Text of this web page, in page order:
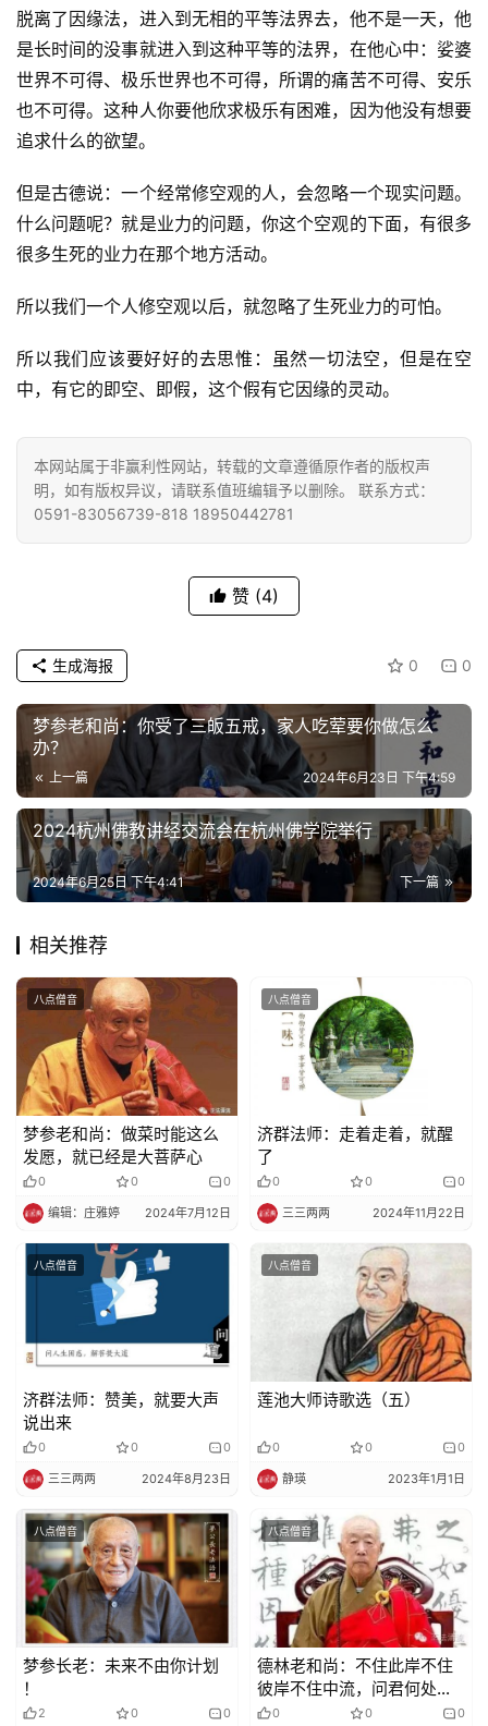
资
八
点
僧
高
僧
访
乐
菩
提
专
题
公
益
慈
佛
教
物
寺
院
巡
礼
视
纪
佛
艺
术
政
策
法
规
免
登录 注册
脱离了因缘法，进入到无相的平等法界去，他不是一天，他
是长时间的没事就进入到这种平等的法界，在他心中：娑婆
世界不可得、极乐世界也不可得，所谓的痛苦不可得、安乐
也不可得。这种人你要他欣求极乐有困难，因为他没有想要
追求什么的欲望。
但是古德说：一个经常修空观的人，会忽略一个现实问题。
什么问题呢？就是业力的问题，你这个空观的下面，有很多
很多生死的业力在那个地方活动。
所以我们一个人修空观以后，就忽略了生死业力的可怕。
所以我们应该要好好的去思惟：虽然一切法空，但是在空
中，有它的即空、即假，这个假有它因缘的灵动。
本网站属于非赢利性网站，转载的文章遵循原作者的版权声
明，如有版权异议，请联系值班编辑予以删除。 联系方式：
0591-83056739-818 18950442781
赞 (4)
0 0
生成海报
梦参老和尚：你受了三皈五戒，家人吃荤要你做怎么
办？
上一篇 2024年6月23日 下午4:59
2024杭州佛教讲经交流会在杭州佛学院举行
下一篇
2024年6月25日 下午4:41
相关推荐
八点僧音
梦参老和尚：做菜时能这么
发愿，就已经是大菩萨心
0 0 0
编辑：庄雅婷 2024年7月12日
八点僧音
济群法师：走着走着，就醒
了
0 0 0
三三两两 2024年11月22日
八点僧音
济群法师：赞美，就要大声
说出来
0 0 0
三三两两 2024年8月23日
八点僧音
莲池大师诗歌选（五）
0 0 0
静瑛 2023年1月1日
八点僧音
梦参长老：未来不由你计划
！
2 0 0
八点僧音
德林老和尚：不住此岸不住
彼岸不住中流，问君何处安
身0 0 0